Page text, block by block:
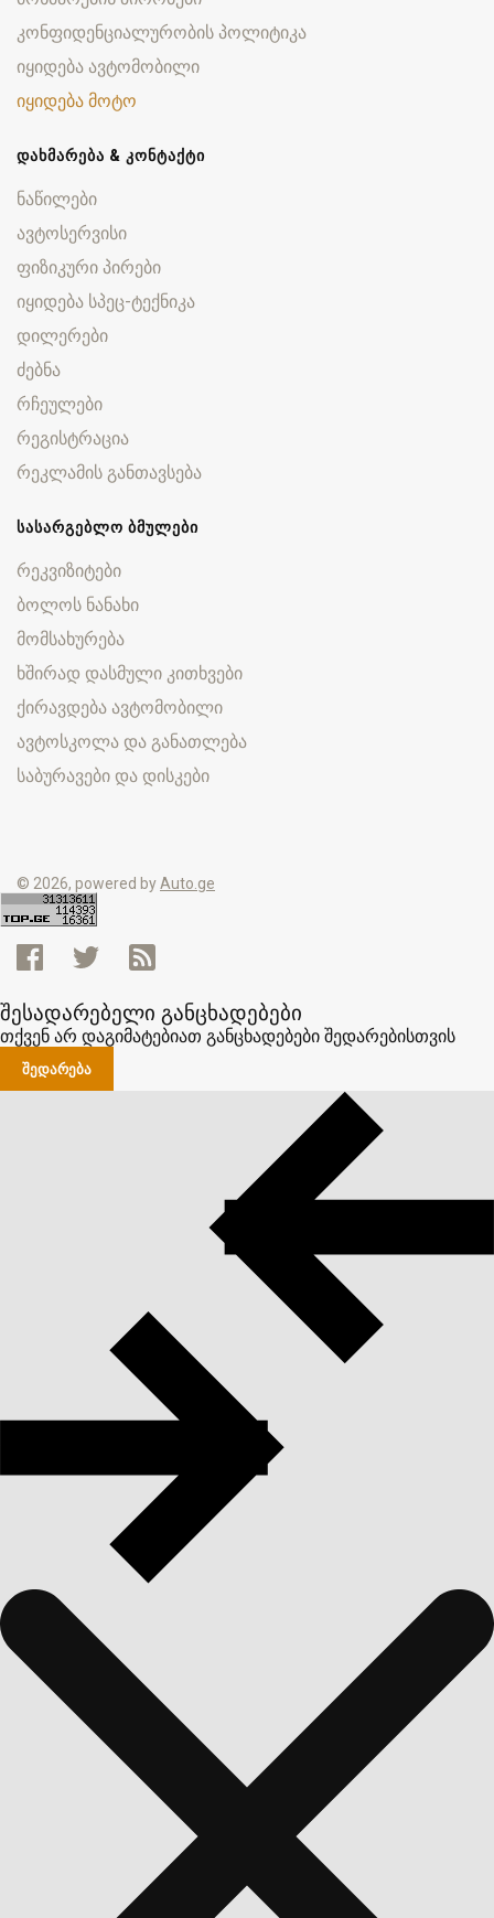
კონფიდენციალურობის პოლიტიკა
იყიდება ავტომობილი
იყიდება მოტო
ᲓᲐᲮᲛᲐᲠᲔᲑᲐ & ᲙᲝᲜᲢᲐᲥᲢᲘ
ნაწილები
ავტოსერვისი
ფიზიკური პირები
იყიდება სპეც-ტექნიკა
დილერები
ძებნა
რჩეულები
რეგისტრაცია
რეკლამის განთავსება
ᲡᲐᲡᲐᲠᲒᲔᲑᲚᲝ ᲑᲛᲣᲚᲔᲑᲘ
რეკვიზიტები
ბოლოს ნანახი
მომსახურება
ხშირად დასმული კითხვები
ქირავდება ავტომობილი
ავტოსკოლა და განათლება
საბურავები და დისკები
© 2026, powered byAuto.ge
შესადარებელი განცხადებები
თქვენ არ დაგიმატებიათ განცხადებები შედარებისთვის
ᲨᲔᲓᲐᲠᲔᲑᲐ